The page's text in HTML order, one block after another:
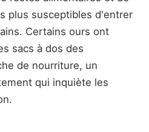
plus susceptibles d'entrer
Certains ours ont
sacs à dos des
de nourriture, un
qui inquiète les